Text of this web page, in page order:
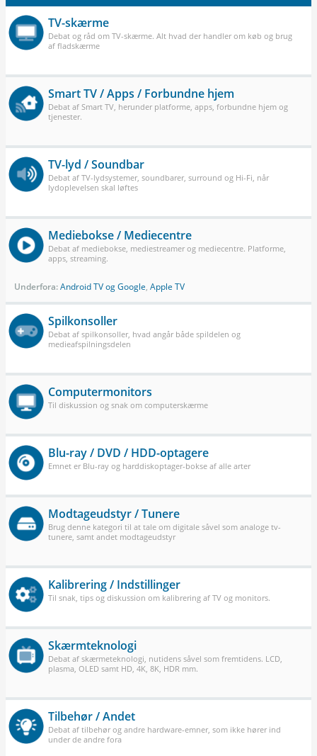
TV-skærme
Debat og råd om TV-skærme. Alt hvad der handler om køb og brug
af fladskærme
Smart TV / Apps / Forbundne hjem
Debat af Smart TV, herunder platforme, apps, forbundne hjem og
tjenester.
TV-lyd / Soundbar
Debat af TV-lydsystemer, soundbarer, surround og Hi-Fi, når
lydoplevelsen skal løftes
Mediebokse / Mediecentre
Debat af mediebokse, mediestreamer og mediecentre. Platforme,
apps, streaming.
Underfora:Android TV og Google, Apple TV
Spilkonsoller
Debat af spilkonsoller, hvad angår både spildelen og
medieafspilningsdelen
Computermonitors
Til diskussion og snak om computerskærme
Blu-ray / DVD / HDD-optagere
Emnet er Blu-ray og harddiskoptager-bokse af alle arter
Modtageudstyr / Tunere
Brug denne kategori til at tale om digitale såvel som analoge tv-
tunere, samt andet modtageudstyr
Kalibrering / Indstillinger
Til snak, tips og diskussion om kalibrering af TV og monitors.
Skærmteknologi
Debat af skærmeteknologi, nutidens såvel som fremtidens. LCD,
plasma, OLED samt HD, 4K, 8K, HDR mm.
Tilbehør / Andet
Debat af tilbehør og andre hardware-emner, som ikke hører ind
under de andre fora